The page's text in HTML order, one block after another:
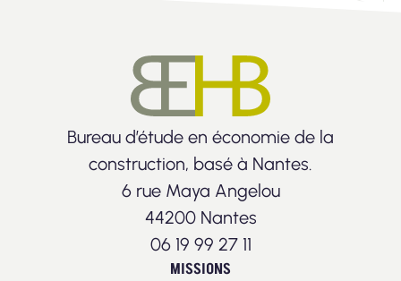
Bureau d’étude en économie de la
construction, basé à Nantes.
6 rue Maya Angelou
44200 Nantes
06 19 99 27 11
MISSIONS